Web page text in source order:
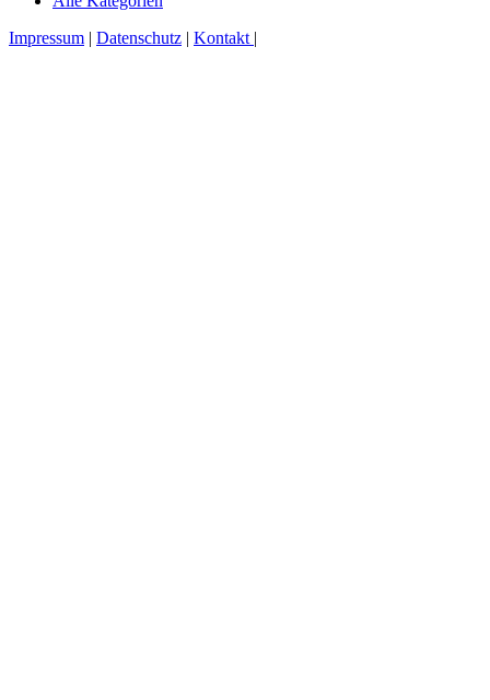
Impressum | Datenschutz | Kontakt |